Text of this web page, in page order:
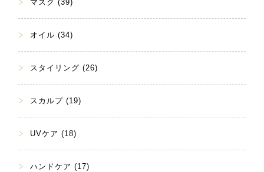
マスク (39)
オイル (34)
スタイリング (26)
スカルプ (19)
UVケア (18)
ハンドケア (17)